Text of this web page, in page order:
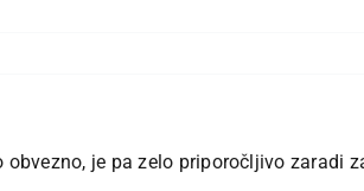
je pa zelo priporočljivo zaradi